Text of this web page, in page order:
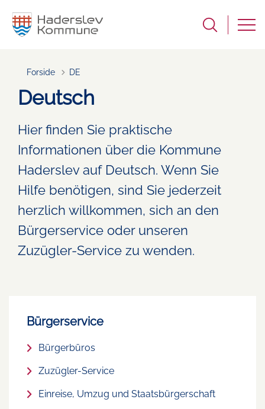
Forside DE
Deutsch
Hier finden Sie praktische
Informationen über die Kommune
Haderslev auf Deutsch. Wenn Sie
Hilfe benötigen, sind Sie jederzeit
herzlich willkommen, sich an den
Bürgerservice oder unseren
Zuzügler-Service zu wenden.
Bürgerservice
Bürgerbüros
Zuzügler-Service
Einreise, Umzug und Staatsbürgerschaft